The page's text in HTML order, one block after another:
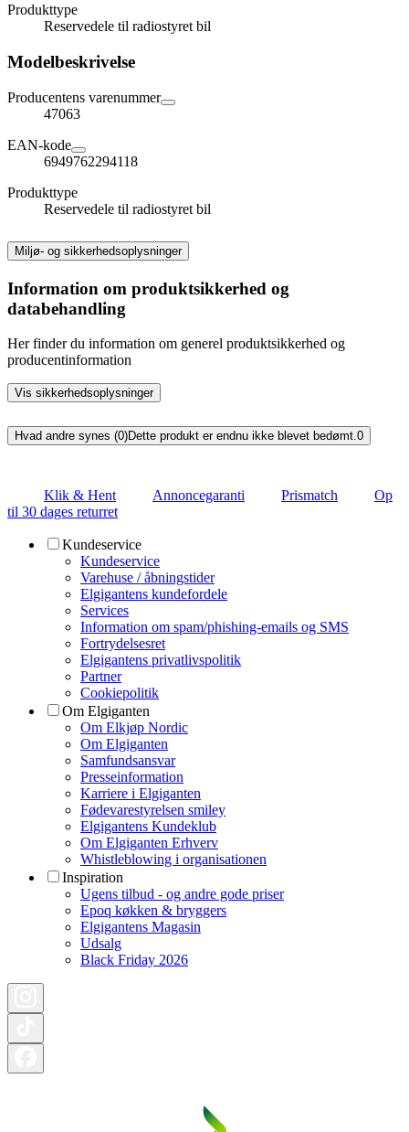
Produkttype
Reservedele til radiostyret bil
Modelbeskrivelse
Producentens varenummer
47063
EAN-kode
6949762294118
Produkttype
Reservedele til radiostyret bil
Miljø- og sikkerhedsoplysninger
Information om produktsikkerhed og
databehandling
Her finder du information om generel produktsikkerhed og
producentinformation
Vis sikkerhedsoplysninger
Hvad andre synes (0)Dette produkt er endnu ikke blevet bedømt.0
Klik & Hent Annoncegaranti Prismatch
Op
til 30 dages returret
Kundeservice
Kundeservice
Varehuse / åbningstider
Elgigantens kundefordele
Services
Information om spam/phishing-emails og SMS
Fortrydelsesret
Elgigantens privatlivspolitik
Partner
Cookiepolitik
Om Elgiganten
Om Elkjøp Nordic
Om Elgiganten
Samfundsansvar
Presseinformation
Karriere i Elgiganten
Fødevarestyrelsen smiley
Elgigantens Kundeklub
Om Elgiganten Erhverv
Whistleblowing i organisationen
Inspiration
Ugens tilbud - og andre gode priser
Epoq køkken & bryggers
Elgigantens Magasin
Udsalg
Black Friday 2026